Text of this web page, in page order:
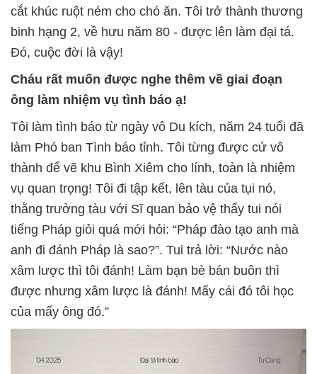
cắt khúc ruột ném cho chó ăn. Tôi trở thành thương
binh hạng 2, về hưu năm 80 - được lên làm đại tá.
Đó, cuộc đời là vậy!
Cháu rất muốn được nghe thêm về giai đoạn
ông làm nhiệm vụ tình báo ạ!
Tôi làm tình báo từ ngày vô Du kích, năm 24 tuổi đã
làm Phó ban Tình báo tỉnh. Tôi từng được cử vô
thành để vẽ khu Bình Xiêm cho lính, toàn là nhiệm
vụ quan trọng! Tôi đi tập kết, lên tàu của tụi nó,
thằng trưởng tàu với Sĩ quan bảo vệ thấy tui nói
tiếng Pháp giỏi quá mới hỏi: “Pháp đào tạo anh mà
anh đi đánh Pháp là sao?”. Tui trả lời: “Nước nào
xâm lược thì tôi đánh! Làm bạn bè bán buôn thì
được nhưng xâm lược là đánh! Mấy cái đó tôi học
của mấy ông đó.”